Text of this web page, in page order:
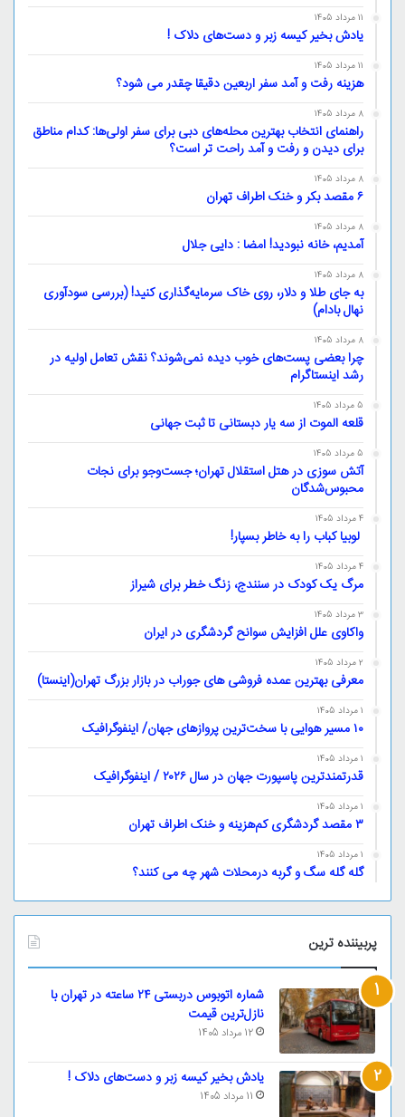
11 مرداد 1405
یادش بخیر کیسه‌ زبر و دست‌های دلاک !
11 مرداد 1405
هزینه رفت و آمد سفر اربعین دقیقا چقدر می شود؟
8 مرداد 1405
راهنمای انتخاب بهترین محله‌های دبی برای سفر اولی‌ها: کدام مناطق
برای دیدن و رفت و آمد راحت تر است؟
8 مرداد 1405
۶ مقصد بکر و خنک اطراف تهران
8 مرداد 1405
آمدیم، خانه نبودید! امضا : دایی جلال
8 مرداد 1405
به جای طلا و دلار، روی خاک سرمایه‌گذاری کنید! (بررسی سودآوری
نهال بادام)
8 مرداد 1405
چرا بعضی پست‌های خوب دیده نمی‌شوند؟ نقش تعامل اولیه در
رشد اینستاگرام
5 مرداد 1405
قلعه الموت از سه یار دبستانی تا ثبت جهانی
5 مرداد 1405
آتش سوزی در هتل استقلال تهران؛ جست‌وجو برای نجات
محبوس‌شدگان
4 مرداد 1405
لوبیا کباب را به خاطر بسپار!
4 مرداد 1405
مرگ یک کودک در سنندج، زنگ خطر برای شیراز
3 مرداد 1405
واکاوی علل افزایش سوانح گردشگری در ایران
2 مرداد 1405
معرفی بهترین عمده فروشی های جوراب در بازار بزرگ تهران(اینستا)
1 مرداد 1405
۱۰ مسیر هوایی با سخت‌ترین پروازهای جهان/ اینفوگرافیک
1 مرداد 1405
قدرتمندترین پاسپورت‌ جهان در سال ۲۰۲۶ / اینفوگرافیک
1 مرداد 1405
۳ مقصد گردشگری کم‌هزینه و خنک اطراف تهران
1 مرداد 1405
گله گله سگ و گربه درمحلات شهر چه می کنند؟
پربیننده ترین
شماره اتوبوس دربستی ۲۴ ساعته در تهران با
نازل‌ترین قیمت
12 مرداد 1405
یادش بخیر کیسه‌ زبر و دست‌های دلاک !
11 مرداد 1405